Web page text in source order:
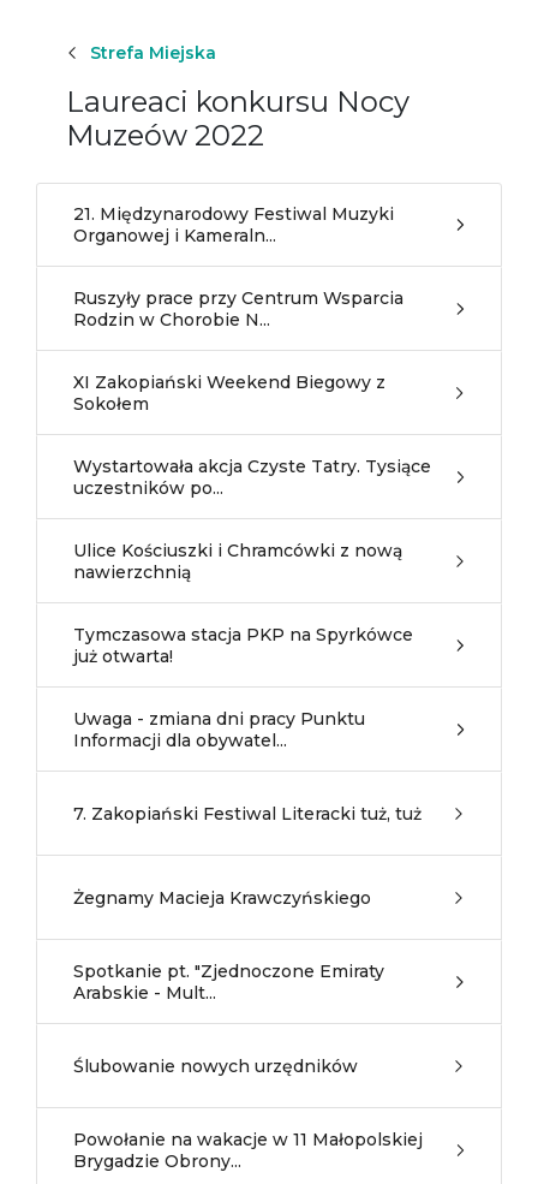
Strefa Miejska
Laureaci konkursu Nocy
Muzeów 2022
21. Międzynarodowy Festiwal Muzyki
Organowej i Kameraln...
Ruszyły prace przy Centrum Wsparcia
Rodzin w Chorobie N...
XI Zakopiański Weekend Biegowy z
Sokołem
Wystartowała akcja Czyste Tatry. Tysiące
uczestników po...
Ulice Kościuszki i Chramcówki z nową
nawierzchnią
Tymczasowa stacja PKP na Spyrkówce
już otwarta!
Uwaga - zmiana dni pracy Punktu
Informacji dla obywatel...
7. Zakopiański Festiwal Literacki tuż, tuż
Żegnamy Macieja Krawczyńskiego
Spotkanie pt. "Zjednoczone Emiraty
Arabskie - Mult...
Ślubowanie nowych urzędników
Powołanie na wakacje w 11 Małopolskiej
Brygadzie Obrony...